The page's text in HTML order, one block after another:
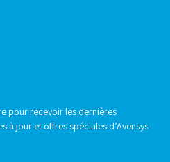
pour recevoir les dernières
à jour et offres spéciales d’Avensys